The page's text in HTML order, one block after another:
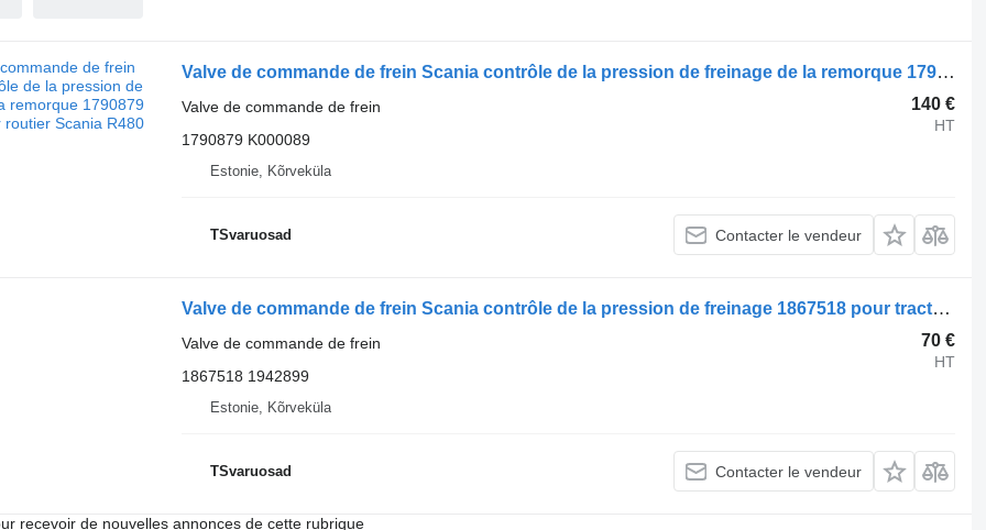
Valve de commande de frein Scania contrôle de la pression de freinage de la remorque 1790879 pour tracteur routier Scania R480
140 €
HT
Valve de commande de frein
1790879 K000089
Estonie, Kõrveküla
TSvaruosad Contacter le vendeur
Valve de commande de frein Scania contrôle de la pression de freinage 1867518 pour tracteur routier Scania R480
70 €
HT
Valve de commande de frein
1867518 1942899
Estonie, Kõrveküla
TSvaruosad Contacter le vendeur
recevoir de nouvelles annonces de cette rubrique